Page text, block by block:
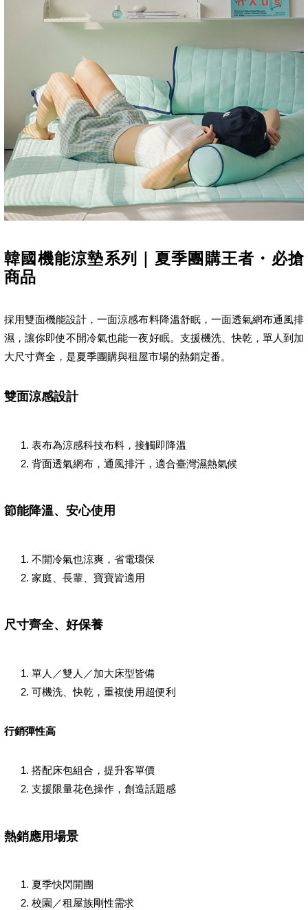
韓國機能涼墊系列｜夏季團購王者・必搶
商品
採用雙面機能設計，一面涼感布料降溫舒眠，一面透氣網布通風排
濕，讓你即使不開冷氣也能一夜好眠。支援機洗、快乾，單人到加
大尺寸齊全，是夏季團購與租屋市場的熱銷定番。
雙面涼感設計
表布為涼感科技布料，接觸即降溫
背面透氣網布，通風排汗，適合臺灣濕熱氣候
節能降溫、安心使用
不開冷氣也涼爽，省電環保
家庭、長輩、寶寶皆適用
尺寸齊全、好保養
單人／雙人／加大床型皆備
可機洗、快乾，重複使用超便利
行銷彈性高
搭配床包組合，提升客單價
支援限量花色操作，創造話題感
熱銷應用場景
夏季快閃開團
校園／租屋族剛性需求